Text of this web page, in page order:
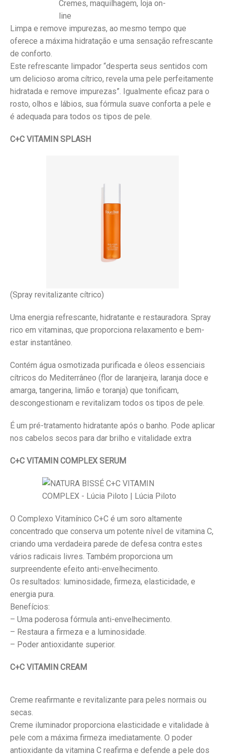
Limpa e remove impurezas, ao mesmo tempo que
oferece a máxima hidratação e uma sensação refrescante
de conforto.
Este refrescante limpador “desperta seus sentidos com
um delicioso aroma cítrico, revela uma pele perfeitamente
hidratada e remove impurezas”. Igualmente eficaz para o
rosto, olhos e lábios, sua fórmula suave conforta a pele e
é adequada para todos os tipos de pele.
C+C VITAMIN SPLASH
(Spray revitalizante cítrico)
Uma energia refrescante, hidratante e restauradora. Spray
rico em vitaminas, que proporciona relaxamento e bem-
estar instantâneo.
Contém água osmotizada purificada e óleos essenciais
cítricos do Mediterrâneo (flor de laranjeira, laranja doce e
amarga, tangerina, limão e toranja) que tonificam,
descongestionam e revitalizam todos os tipos de pele.
É um pré-tratamento hidratante após o banho. Pode aplicar
nos cabelos secos para dar brilho e vitalidade extra
C+C VITAMIN COMPLEX SERUM
O Complexo Vitamínico C+C é um soro altamente
concentrado que conserva um potente nível de vitamina C,
criando uma verdadeira parede de defesa contra estes
vários radicais livres. Também proporciona um
surpreendente efeito anti-envelhecimento.
Os resultados: luminosidade, firmeza, elasticidade, e
energia pura.
Benefícios:
– Uma poderosa fórmula anti-envelhecimento.
– Restaura a firmeza e a luminosidade.
– Poder antioxidante superior.
C+C VITAMIN CREAM
Creme reafirmante e revitalizante para peles normais ou
secas.
Creme iluminador proporciona elasticidade e vitalidade à
pele com a máxima firmeza imediatamente. O poder
antioxidante da vitamina C reafirma e defende a pele dos